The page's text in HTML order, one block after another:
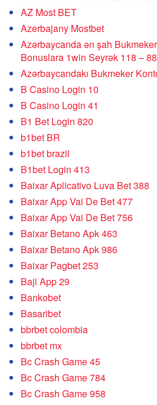
AZ Most BET
Azerbajany Mostbet
Azərbaycanda ən şah
Bonuslara 1win Seyrək 118 –
Azərbaycandakı Bukmeker
B Casino Login 10
B Casino Login 41
B1 Bet Login 820
b1bet BR
b1bet brazil
B1bet Login 413
Baixar Aplicativo Luva Bet 388
Baixar App Vai De Bet 477
Baixar App Vai De Bet 756
Baixar Betano Apk 463
Baixar Betano Apk 986
Baixar Pagbet 253
Baji App 29
Bankobet
Basaribet
bbrbet colombia
bbrbet mx
Bc Crash Game 45
Bc Crash Game 784
Bc Crash Game 958